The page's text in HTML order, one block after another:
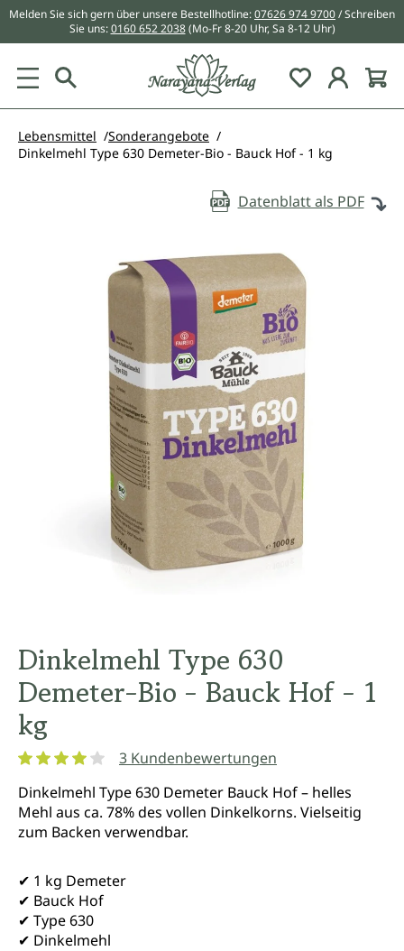
springen
Melden Sie sich gern über unsere Bestellhotline:07626 974 9700/ Schreiben
Sie uns:0160 652 2038 (Mo-Fr 8-20 Uhr, Sa 8-12 Uhr)
Du hast 0
Lebensmittel
Sonderangebote
Dinkelmehl Type 630 Demeter-Bio - Bauck Hof - 1 kg
Datenblatt als PDF
Dinkelmehl Type 630
Demeter-Bio - Bauck Hof - 1
kg
3 Kundenbewertungen
Dinkelmehl Type 630 Demeter Bauck Hof – helles
Mehl aus ca. 78% des vollen Dinkelkorns. Vielseitig
zum Backen verwendbar.
✔ 1 kg Demeter
✔ Bauck Hof
✔ Type 630
✔ Dinkelmehl